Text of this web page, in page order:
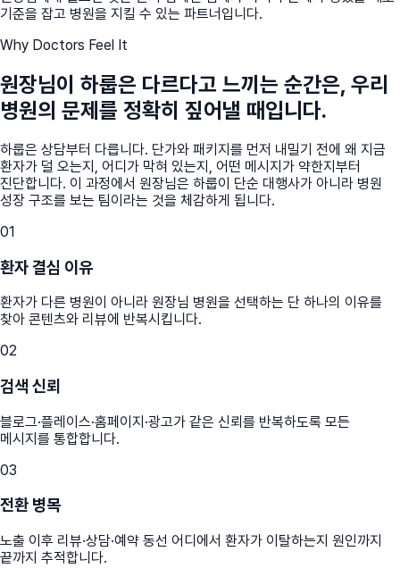
기준을 잡고 병원을 지킬 수 있는 파트너입니다.
Why Doctors Feel It
원장님이 하룹은 다르다고 느끼는 순간은, 우리
병원의 문제를 정확히 짚어낼 때입니다.
하룹은 상담부터 다릅니다. 단가와 패키지를 먼저 내밀기 전에 왜 지금
환자가 덜 오는지, 어디가 막혀 있는지, 어떤 메시지가 약한지부터
진단합니다. 이 과정에서 원장님은 하룹이 단순 대행사가 아니라 병원
성장 구조를 보는 팀이라는 것을 체감하게 됩니다.
01
환자 결심 이유
환자가 다른 병원이 아니라 원장님 병원을 선택하는 단 하나의 이유를
찾아 콘텐츠와 리뷰에 반복시킵니다.
02
검색 신뢰
블로그·플레이스·홈페이지·광고가 같은 신뢰를 반복하도록 모든
메시지를 통합합니다.
03
전환 병목
노출 이후 리뷰·상담·예약 동선 어디에서 환자가 이탈하는지 원인까지
끝까지 추적합니다.